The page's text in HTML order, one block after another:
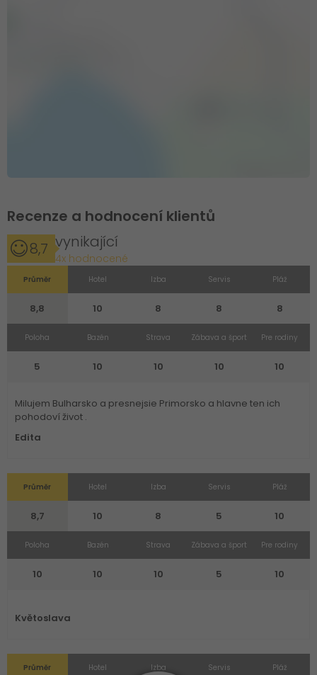
Recenze a hodnocení klientů
8,7 vynikající
4x hodnocené
Průměr
8,8
Hotel
10
Izba
8
Servis
8
Pláž
8
Poloha
5
Bazén
10
Strava
10
Zábava a šport
10
Pre rodiny
10
Milujem Bulharsko a presnejsie Primorsko a hlavne ten ich
pohodoví život .
Edita
Průměr
8,7
Hotel
10
Izba
8
Servis
5
Pláž
10
Poloha
10
Bazén
10
Strava
10
Zábava a šport
5
Pre rodiny
10
Květoslava
Průměr Hotel Izba Servis Pláž